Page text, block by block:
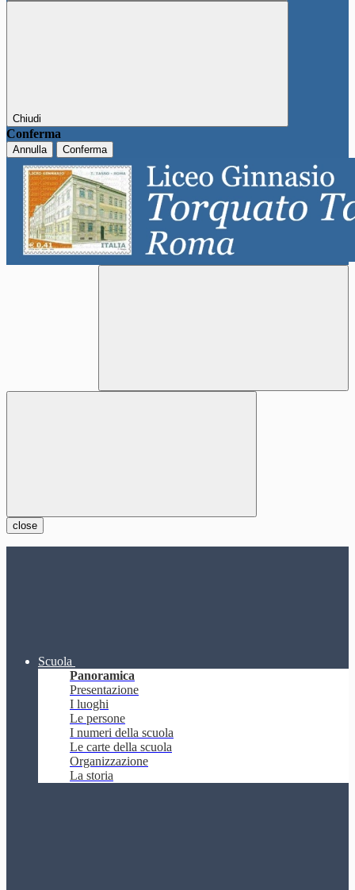
Chiudi
Conferma
Annulla Conferma
close
Scuola
Panoramica
Presentazione
I luoghi
Le persone
I numeri della scuola
Le carte della scuola
Organizzazione
La storia